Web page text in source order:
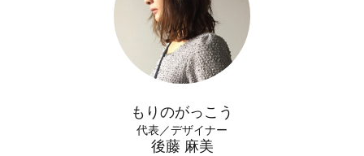
もりのがっこう
代表／デザイナー
後藤 麻美